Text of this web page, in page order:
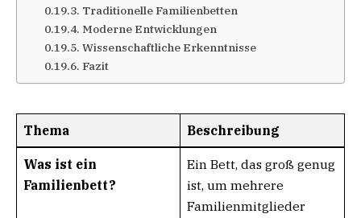
Traditionelle Familienbetten
Moderne Entwicklungen
Wissenschaftliche Erkenntnisse
Fazit
Thema Beschreibung
Was ist ein
Familienbett?
Ein Bett, das groß genug
ist, um mehrere
Familienmitglieder